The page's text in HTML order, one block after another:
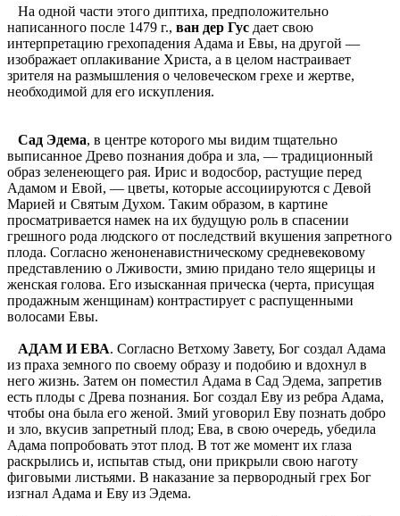
На одной части этого диптиха, предположительно
написанного после 1479 г., ван дер Гус дает свою
интерпретацию грехопадения Адама и Евы, на другой —
изображает оплакивание Христа, а в целом настраивает
зрителя на размышления о человеческом грехе и жертве,
необходимой для его искупления.
Сад Эдема, в центре которого мы видим тщательно
выписанное Древо познания добра и зла, — традиционный
образ зеленеющего рая. Ирис и водосбор, растущие перед
Адамом и Евой, — цветы, которые ассоциируются с Девой
Марией и Святым Духом. Таким образом, в картине
просматривается намек на их будущую роль в спасении
грешного рода людского от последствий вкушения запретного
плода. Согласно женоненавистническому средневековому
представлению о Лживости, змию придано тело ящерицы и
женская голова. Его изысканная прическа (черта, присущая
продажным женщинам) контрастирует с распущенными
волосами Евы.
АДАМ И ЕВА. Согласно Ветхому Завету, Бог создал Адама
из праха земного по своему образу и подобию и вдохнул в
него жизнь. Затем он поместил Адама в Сад Эдема, запретив
есть плоды с Древа познания. Бог создал Еву из ребра Адама,
чтобы она была его женой. Змий уговорил Еву познать добро
и зло, вкусив запретный плод; Ева, в свою очередь, убедила
Адама попробовать этот плод. В тот же момент их глаза
раскрылись и, испытав стыд, они прикрыли свою наготу
фиговыми листьями. В наказание за первородный грех Бог
изгнал Адама и Еву из Эдема.